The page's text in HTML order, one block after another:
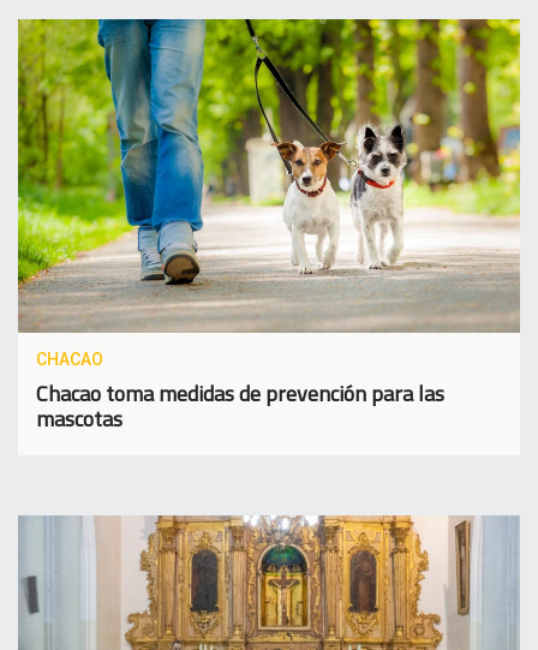
CHACAO
Chacao toma medidas de prevención para las
mascotas